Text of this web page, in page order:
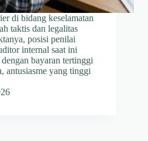
di bidang keselamatan
taktis dan legalitas
posisi penilai
internal saat ini
bayaran tertinggi
antusiasme yang tinggi